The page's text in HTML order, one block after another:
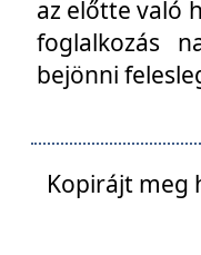
az előtte való
foglalkozás
bejönni
Kopirájt meg